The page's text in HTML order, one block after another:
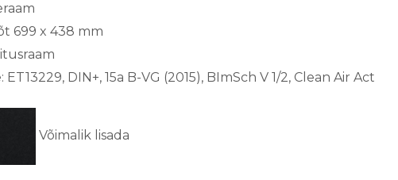
699 x 438 mm
DIN+, 15a B-VG (2015), BImSch V 1/2, Clean Air Act
Võimalik lisada